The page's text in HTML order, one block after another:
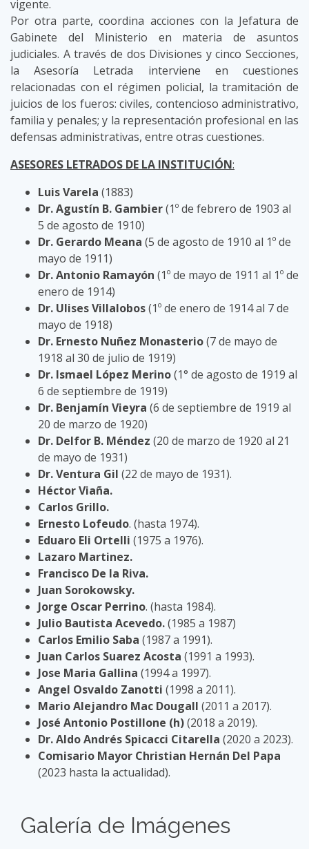
vigente.
Por otra parte, coordina acciones con la Jefatura de
Gabinete del Ministerio en materia de asuntos
judiciales. A través de dos Divisiones y cinco Secciones,
la Asesoría Letrada interviene en cuestiones
relacionadas con el régimen policial, la tramitación de
juicios de los fueros: civiles, contencioso administrativo,
familia y penales; y la representación profesional en las
defensas administrativas, entre otras cuestiones.
ASESORES LETRADOS DE LA INSTITUCIÓN:
Luis Varela (1883)
Dr. Agustín B. Gambier(1º de febrero de 1903 al
5 de agosto de 1910)
Dr. Gerardo Meana (5 de agosto de 1910 al 1º de
mayo de 1911)
Dr. Antonio Ramayón (1º de mayo de 1911 al 1º de
enero de 1914)
Dr. Ulises Villalobos(1º de enero de 1914 al 7 de
mayo de 1918)
Dr. Ernesto Nuñez Monasterio(7 de mayo de
1918 al 30 de julio de 1919)
Dr. Ismael López Merino(1° de agosto de 1919 al
6 de septiembre de 1919)
Dr. Benjamín Vieyra (6 de septiembre de 1919 al
20 de marzo de 1920)
Dr. Delfor B. Méndez (20 de marzo de 1920 al 21
de mayo de 1931)
Dr. Ventura Gil (22 de mayo de 1931).
Héctor Viaña.
Carlos Grillo.
Ernesto Lofeudo. (hasta 1974).
Eduaro Eli Ortelli (1975 a 1976).
Lazaro Martinez.
Francisco De la Riva.
Juan Sorokowsky.
Jorge Oscar Perrino. (hasta 1984).
Julio Bautista Acevedo.(1985 a 1987)
Carlos Emilio Saba (1987 a 1991).
Juan Carlos Suarez Acosta (1991 a 1993).
Jose Maria Gallina (1994 a 1997).
Angel Osvaldo Zanotti (1998 a 2011).
Mario Alejandro Mac Dougall (2011 a 2017).
José Antonio Postillone (h)(2018 a 2019).
Dr. Aldo Andrés Spicacci Citarella (2020 a 2023).
Comisario Mayor Christian Hernán Del Papa
(2023 hasta la actualidad).
Galería de Imágenes